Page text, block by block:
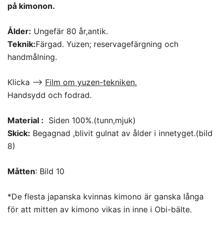
på kimonon.
Ålder: Ungefär 80 år,antik.
Teknik:Färgad. Yuzen; reservagefärgning och
handmålning.
Klicka –> Film om yuzen-tekniken.
Handsydd och fodrad.
Material : Siden 100%.(tunn,mjuk)
Skick: Begagnad ,blivit gulnat av ålder i innetyget.(bild
8)
Måtten: Bild 10
*De flesta japanska kvinnas kimono är ganska långa
för att mitten av kimono vikas in inne i Obi-bälte.